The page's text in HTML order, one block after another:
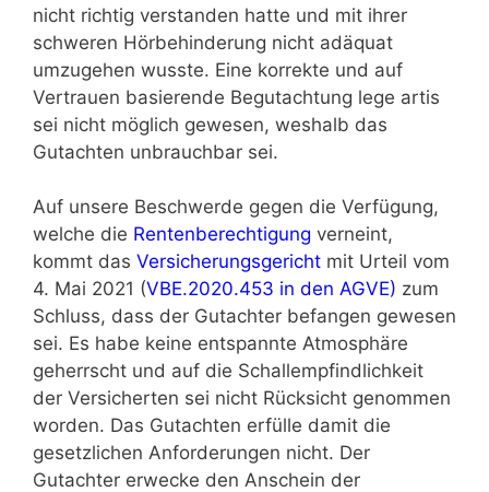
nicht richtig verstanden hatte und mit ihrer
schweren Hörbehinderung nicht adäquat
umzugehen wusste. Eine korrekte und auf
Vertrauen basierende Begutachtung lege artis
sei nicht möglich gewesen, weshalb das
Gutachten unbrauchbar sei.
Auf unsere Beschwerde gegen die Verfügung,
welche die Rentenberechtigung verneint,
kommt das Versicherungsgericht mit Urteil vom
4. Mai 2021 (VBE.2020.453 in den AGVE) zum
Schluss, dass der Gutachter befangen gewesen
sei. Es habe keine entspannte Atmosphäre
geherrscht und auf die Schallempfindlichkeit
der Versicherten sei nicht Rücksicht genommen
worden. Das Gutachten erfülle damit die
gesetzlichen Anforderungen nicht. Der
Gutachter erwecke den Anschein der